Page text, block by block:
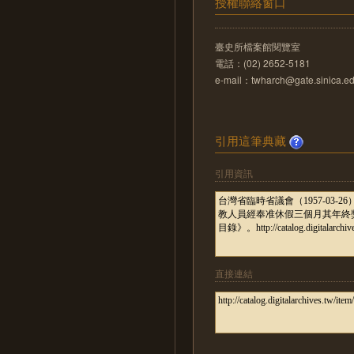
臺史所檔案館閱覽室
電話：(02) 2652-5181
e-mail：
引用這筆典藏
引用資訊
直接連結